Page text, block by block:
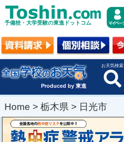
予備校・大学受験の東進ドットコム
Produced by 東進
お天気検索
Home > 栃木県 > 日光市